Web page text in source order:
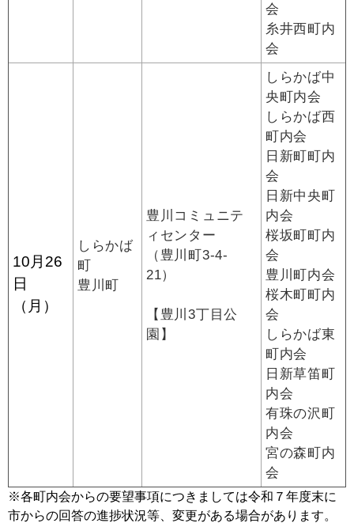
会
糸井西町内
会
10月26
日
（月）
しらかば
町
豊川町
豊川コミュニテ
ィセンター
（豊川町3-4-
21）
【豊川3丁目公
園】
しらかば中
央町内会
しらかば西
町内会
日新町町内
会
日新中央町
内会
桜坂町町内
会
豊川町内会
桜木町町内
会
しらかば東
町内会
日新草笛町
内会
有珠の沢町
内会
宮の森町内
会
※各町内会からの要望事項につきましては令和７年度末に
市からの回答の進捗状況等、変更がある場合があります。